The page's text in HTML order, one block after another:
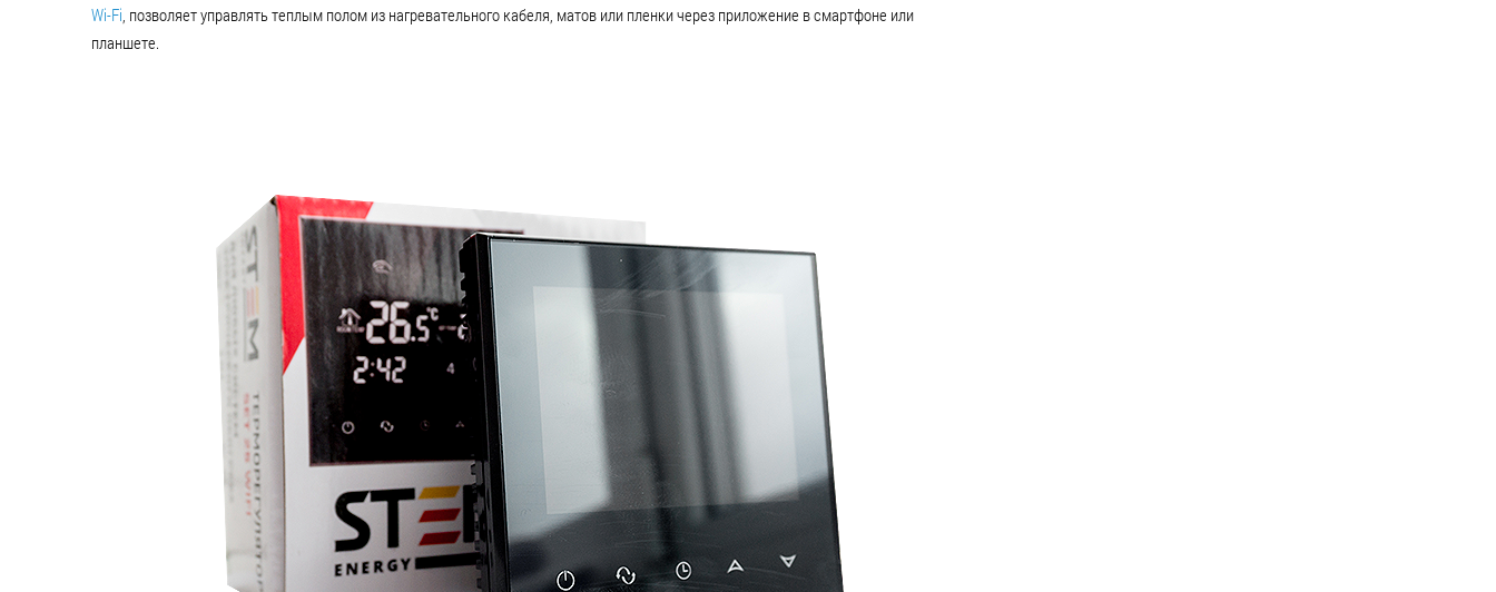
Wi-Fi, позволяет управлять теплым полом из нагревательного кабеля, матов или пленки через приложение в смартфоне или
планшете.